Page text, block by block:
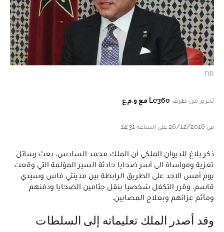
DR
تحرير من طرف Le360 مع و.م.ع
في 26/12/2016 على الساعة 14:31
ذكر بلاغ للديوان الملكي أن الملك محمد السادس، بعث رسائل
تعزية ومواساة الى أسر ضحايا حادثة السير المؤلمة التي وقعت
يوم أمس الاحد على الطريق الرابطة بين مدينتي فاس وسيدي
قاسم، وقرر التكفل شخصيا بنقل جثامين الضحايا ودفنهم
ومآثم عزائهم وبعلاج المصابين.
وقد أصدر الملك تعليماته إلى السلطات